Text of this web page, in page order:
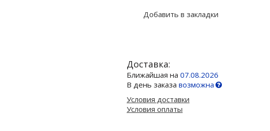
Добавить в закладки
Доставка:
Ближайшая на 07.08.2026
В день заказа возможна
Условия доставки
Условия оплаты